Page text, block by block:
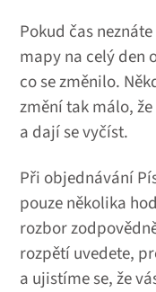
Pokud čas
mapy na celý den
co se změnilo.
změní tak málo,
a dají se vyčíst.
Při objednávání
pouze několika
rozbor
rozpětí uvedete,
a ujistíme se, že